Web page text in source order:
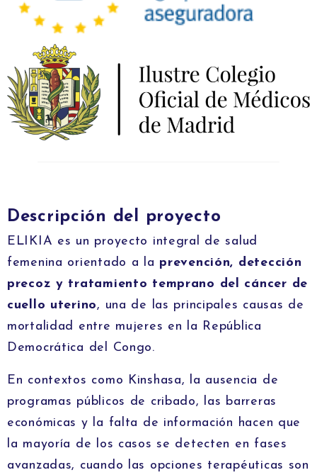
Descripción del proyecto
ELIKIA es un proyecto integral de salud
femenina orientado a la prevención, detección
precoz y tratamiento temprano del cáncer de
cuello uterino, una de las principales causas de
mortalidad entre mujeres en la República
Democrática del Congo.
En contextos como Kinshasa, la ausencia de
programas públicos de cribado, las barreras
económicas y la falta de información hacen que
la mayoría de los casos se detecten en fases
avanzadas, cuando las opciones terapéuticas son